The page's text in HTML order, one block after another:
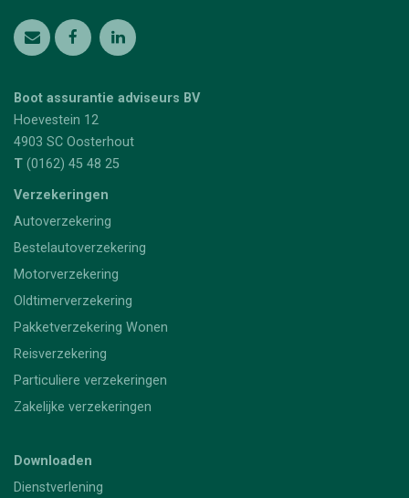
Boot assurantie adviseurs BV
Hoevestein 12
4903 SC Oosterhout
T (0162) 45 48 25
Verzekeringen
Autoverzekering
Bestelautoverzekering
Motorverzekering
Oldtimerverzekering
Pakketverzekering Wonen
Reisverzekering
Particuliere verzekeringen
Zakelijke verzekeringen
Downloaden
Dienstverlening